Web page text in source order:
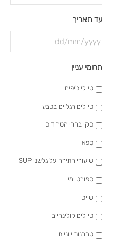
slash
MM
slash
YYYY
עד תאריך
slash
MM
YYYY
תחומי עניין
טיולי ג'יפים
טיולים רגליים בטבע
סקי בהרי הטרודוס
ספא
שיעורי חתירה על גלשני SUP
ספורט ימי
שייט
טיולים קולינריים
טברנות יווניות